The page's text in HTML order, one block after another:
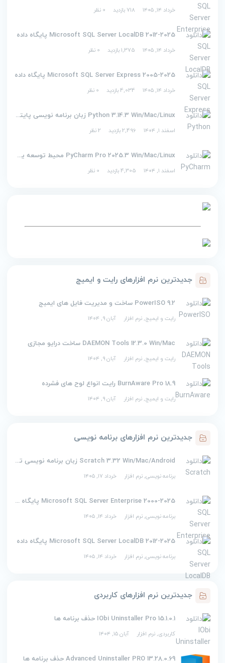
خرداد ۱۴, ۱۴۰۵ 718 بازدید 0 نظر
2012-2025 Microsoft SQL Server LocalDB پایگاه داده
خرداد ۱۴, ۱۴۰۵ 1,375 بازدید 0 نظر
2005-2025 Microsoft SQL Server Express پایگاه داده
خرداد ۱۴, ۱۴۰۵ 4,034 بازدید 0 نظر
Python 3.14.3 Win/Mac/Linux زبان برنامه نویسی پایتون
اسفند ۱, ۱۴۰۴ 2,496 بازدید 2 نظر
PyCharm Pro 2025.3 Win/Mac/Linux محیط توسعه یکپارچه برای پایتون
اسفند ۱, ۱۴۰۴ 4,305 بازدید 0 نظر
جدیدترین نرم افزارهای رایت و ایمیج
PowerISO 9.2 ساخت و مدیریت فایل های ایمیج
رایت و ایمیج, نرم افزار آبان ۹, ۱۴۰۴
DAEMON Tools 12.3.0 Win/Mac ساخت درایو مجازی
رایت و ایمیج, نرم افزار آبان ۹, ۱۴۰۴
BurnAware Pro 18.9 رایت انواع لوح های فشرده
رایت و ایمیج, نرم افزار آبان ۹, ۱۴۰۴
جدیدترین نرم افزارهای برنامه نویسی
Scratch 3.32 Win/Mac/Android زبان برنامه نویسی تصویری اسکرچ
برنامه نویسی, نرم افزار خرداد ۱۷, ۱۴۰۵
2000-2025 Microsoft SQL Server Enterprise پایگاه داده
برنامه نویسی, نرم افزار خرداد ۱۴, ۱۴۰۵
2012-2025 Microsoft SQL Server LocalDB پایگاه داده
برنامه نویسی, نرم افزار خرداد ۱۴, ۱۴۰۵
جدیدترین نرم افزارهای کاربردی
IObi Uninstaller Pro 15.1.0.1 حذف برنامه ها
کاربردی, نرم افزار آبان ۱۵, ۱۴۰۴
Advanced Uninstaller PRO 13.28.0.69 حذف برنامه ها